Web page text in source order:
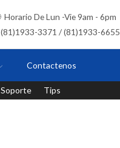
Horario De Lun -Vie 9am - 6pm
(81)1933-3371 / (81)1933-6655
Contactenos
Soporte Tips